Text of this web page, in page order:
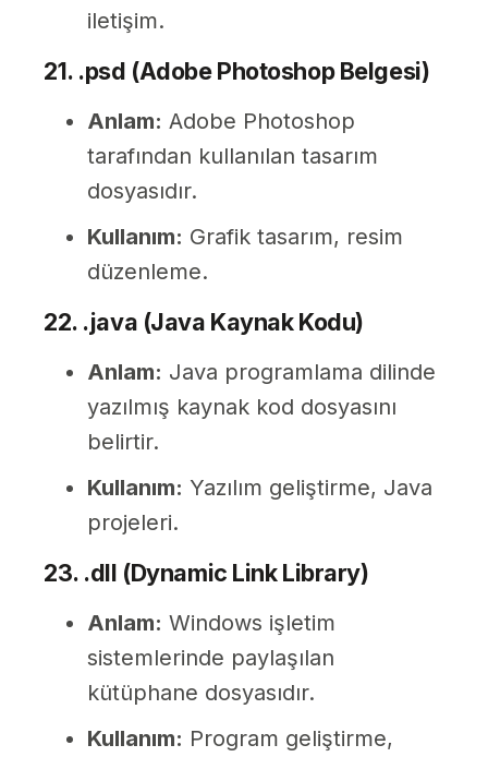
iletişim.
21. .psd (Adobe Photoshop Belgesi)
Anlam: Adobe Photoshop
tarafından kullanılan tasarım
dosyasıdır.
Kullanım: Grafik tasarım, resim
düzenleme.
22. .java (Java Kaynak Kodu)
Anlam: Java programlama dilinde
yazılmış kaynak kod dosyasını
belirtir.
Kullanım: Yazılım geliştirme, Java
projeleri.
23. .dll (Dynamic Link Library)
Anlam: Windows işletim
sistemlerinde paylaşılan
kütüphane dosyasıdır.
Kullanım: Program geliştirme,